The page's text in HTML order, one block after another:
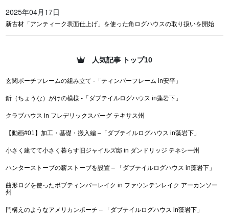
2025年04月17日
新古材「アンティーク表面仕上げ」を使った角ログハウスの取り扱いを開始
人気記事 トップ10
玄関ポーチフレームの組み立て -「ティンバーフレーム in安平」
釿（ちょうな）がけの模様 -「ダブテイルログハウス in藻岩下」
クラブハウス in フレデリックスバーグ テキサス州
【動画#01】加工・基礎・搬入編 –「ダブテイルログハウス in藻岩下」
小さく建てて小さく暮らす旧ジャイルズ邸 in ダンドリッジ テネシー州
ハンターストーブの薪ストーブを設置 – 「ダブテイルログハウス in藻岩下」
曲形ログを使ったボブティンバーレイク in ファウンテンレイク アーカンソー
州
門構えのようなアメリカンポーチ – 「ダブテイルログハウス in藻岩下」